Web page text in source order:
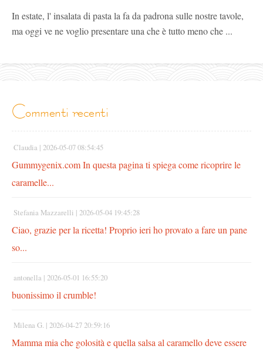
In estate, l' insalata di pasta la fa da padrona sulle nostre tavole,
ma oggi ve ne voglio presentare una che è tutto meno che ...
commenti recenti
Claudia | 2026-05-07 08:54:45
Gummygenix.com In questa pagina ti spiega come ricoprire le
caramelle...
Stefania Mazzarelli | 2026-05-04 19:45:28
Ciao, grazie per la ricetta! Proprio ieri ho provato a fare un pane
so...
antonella | 2026-05-01 16:55:20
buonissimo il crumble!
Milena G. | 2026-04-27 20:59:16
Mamma mia che golosità e quella salsa al caramello deve essere